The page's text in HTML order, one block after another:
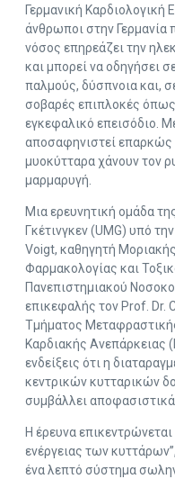
Γερμανική Καρδιολογική
άνθρωποι στην Γερμανία
νόσος επηρεάζει την
και μπορεί να οδηγήσει
παλμούς, δύσπνοια και,
σοβαρές επιπλοκές
εγκεφαλικό επεισόδιο.
αποσαφηνιστεί επαρκώς
μυοκύτταρα χάνουν τον
μαρμαρυγή.
Μια ερευνητική ομάδα
Γκέτινγκεν (UMG) υπό
Voigt, καθηγητή
Φαρμακολογίας και
Πανεπιστημιακού
επικεφαλής τον Prof. Dr.
Τμήματος
Καρδιακής Ανεπάρκειας
ενδείξεις ότι η
κεντρικών κυτταρικών
συμβάλλει
Η έρευνα
ενέργειας των
ένα λεπτό σύστημα